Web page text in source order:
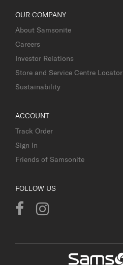
OUR COMPANY
About Samsonite
Careers
Investor Relations
Store and Service Centre Locator
Sustainability
ACCOUNT
Track Order
Sign In
Friends of Samsonite
FOLLOW US